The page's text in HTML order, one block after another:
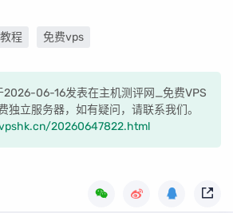
程 免费vps
2026-06-16发表在主机测评网_免费VPS
独立服务器，如有疑问，请联系我们。
20260647822.html